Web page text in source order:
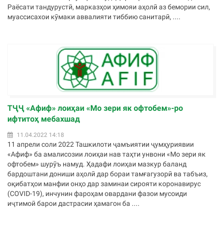
Раёсати тандурустй, марказҳои ҳимояи аҳолӣ аз бемории сил,
муассисахои кӯмаки аввалияти тиббию санитарӣ, ....
ТҶҶ «Афиф» лоиҳаи «Мо зери як офтобем»-ро
ифтитоҳ мебахшад
11.04.2022 14:18
11 апрели соли 2022 Ташкилоти ҷамъиятии ҷумҳуриявии
«Афиф» ба амалисозии лоиҳаи нав таҳти унвони «Мо зери як
офтобем» шурӯъ намуд. Ҳадафи лоиҳаи мазкур баланд
бардоштани дониши аҳолӣ дар бораи тамғагузорӣ ва табъиз,
оқибатҳои манфии онҳо дар заминаи сирояти коронавирус
(COVID-19), инчунин фароҳам овардани фазои мусоиди
иҷтимоӣ барои дастрасии ҳамагон ба ....